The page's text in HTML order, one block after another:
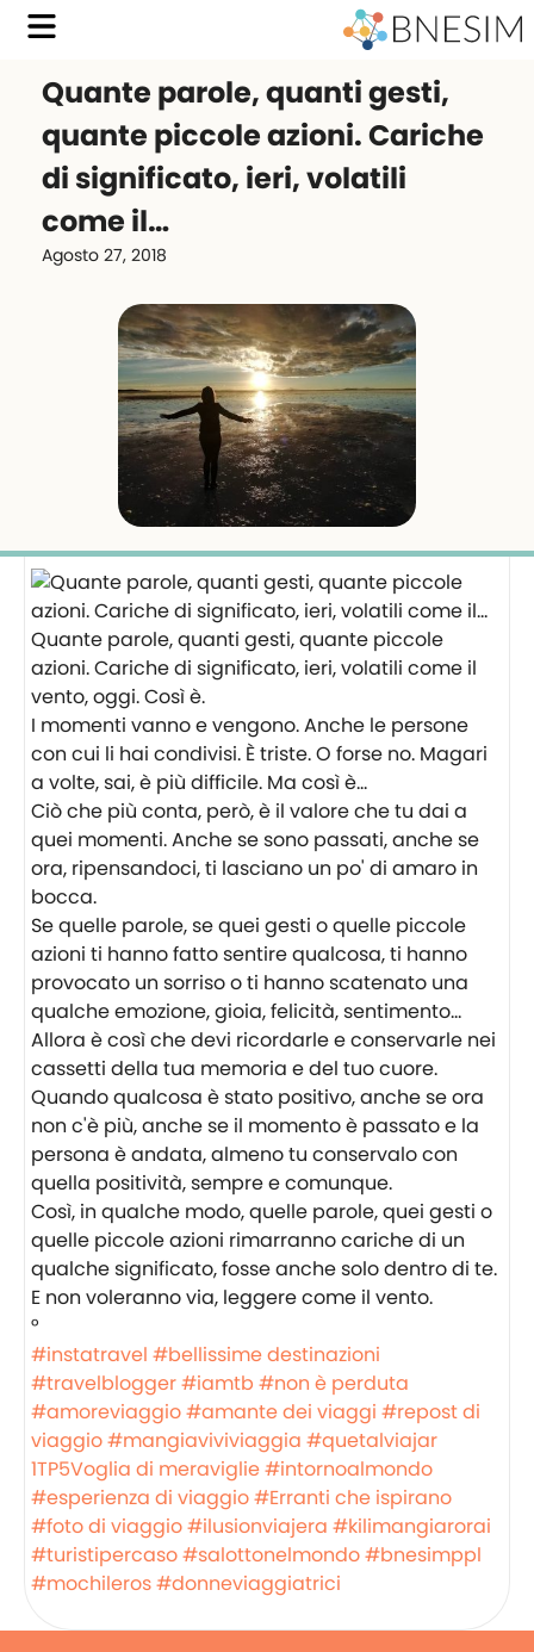
Quante parole, quanti gesti,
quante piccole azioni. Cariche
di significato, ieri, volatili
come il…
Agosto 27, 2018
Quante parole, quanti gesti, quante piccole
azioni. Cariche di significato, ieri, volatili come il
vento, oggi. Così è.
I momenti vanno e vengono. Anche le persone
con cui li hai condivisi. È triste. O forse no. Magari
a volte, sai, è più difficile. Ma così è…
Ciò che più conta, però, è il valore che tu dai a
quei momenti. Anche se sono passati, anche se
ora, ripensandoci, ti lasciano un po' di amaro in
bocca.
Se quelle parole, se quei gesti o quelle piccole
azioni ti hanno fatto sentire qualcosa, ti hanno
provocato un sorriso o ti hanno scatenato una
qualche emozione, gioia, felicità, sentimento…
Allora è così che devi ricordarle e conservarle nei
cassetti della tua memoria e del tuo cuore.
Quando qualcosa è stato positivo, anche se ora
non c'è più, anche se il momento è passato e la
persona è andata, almeno tu conservalo con
quella positività, sempre e comunque.
Così, in qualche modo, quelle parole, quei gesti o
quelle piccole azioni rimarranno cariche di un
qualche significato, fosse anche solo dentro di te.
E non voleranno via, leggere come il vento.
°
#instatravel #bellissime destinazioni
#travelblogger#iamtb #non è perduta
#amoreviaggio#amante dei viaggi #repost di
viaggio#mangiaviviviaggia #quetalviajar
1TP5Voglia di meraviglie#intornoalmondo
#esperienza di viaggio#Erranti che ispirano
#foto di viaggio#ilusionviajera #kilimangiarorai
#turistipercaso#salottonelmondo#bnesimppl
#mochileros#donneviaggiatrici